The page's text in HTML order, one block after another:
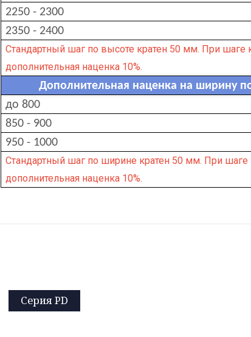
2250 - 2300
2350 - 2400
Стандартный шаг по высоте кратен 50 мм. При
дополнительная наценка 10%.
Дополнительная наценка на ширину
до 800
850 - 900
950 - 1000
Стандартный шаг по ширине кратен 50 мм. При
дополнительная наценка 10%.
Серия PD